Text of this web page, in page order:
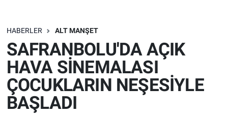
HABERLER ALT MANŞET
SAFRANBOLU'DA AÇIK
HAVA SİNEMALASI
ÇOCUKLARIN NEŞESİYLE
BAŞLADI